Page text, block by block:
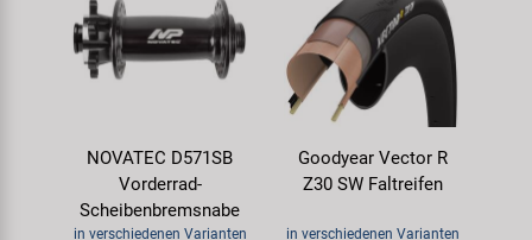
NOVATEC D571SB
Vorderrad-
Scheibenbremsnabe
in verschiedenen Varianten
Goodyear Vector R
Z30 SW Faltreifen
in verschiedenen Varianten